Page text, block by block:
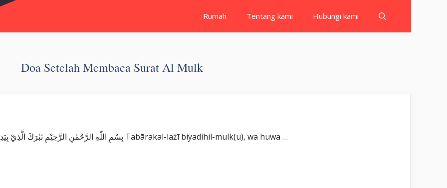
Rumah Tentang kami Hubungi kami
Doa Setelah Membaca Surat Al Mulk
Surat Al Mulk بِسْمِ اللّٰهِ الرَّحْمٰنِ الرَّحِيْمِ تَبٰرَكَ الَّذِيْ بِيَدِهِ الْمُلْكُۖ وَهُوَ عَلٰى كُلِّ شَيْءٍ قَدِيْرٌۙ Tabārakal-lażī biyadihil-mulk(u), wa huwa …